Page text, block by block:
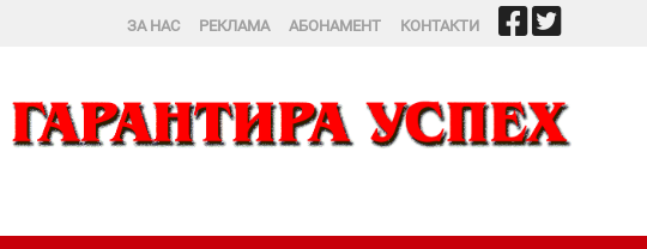
ЗА НАС РЕКЛАМА АБОНАМЕНТ КОНТАКТИ